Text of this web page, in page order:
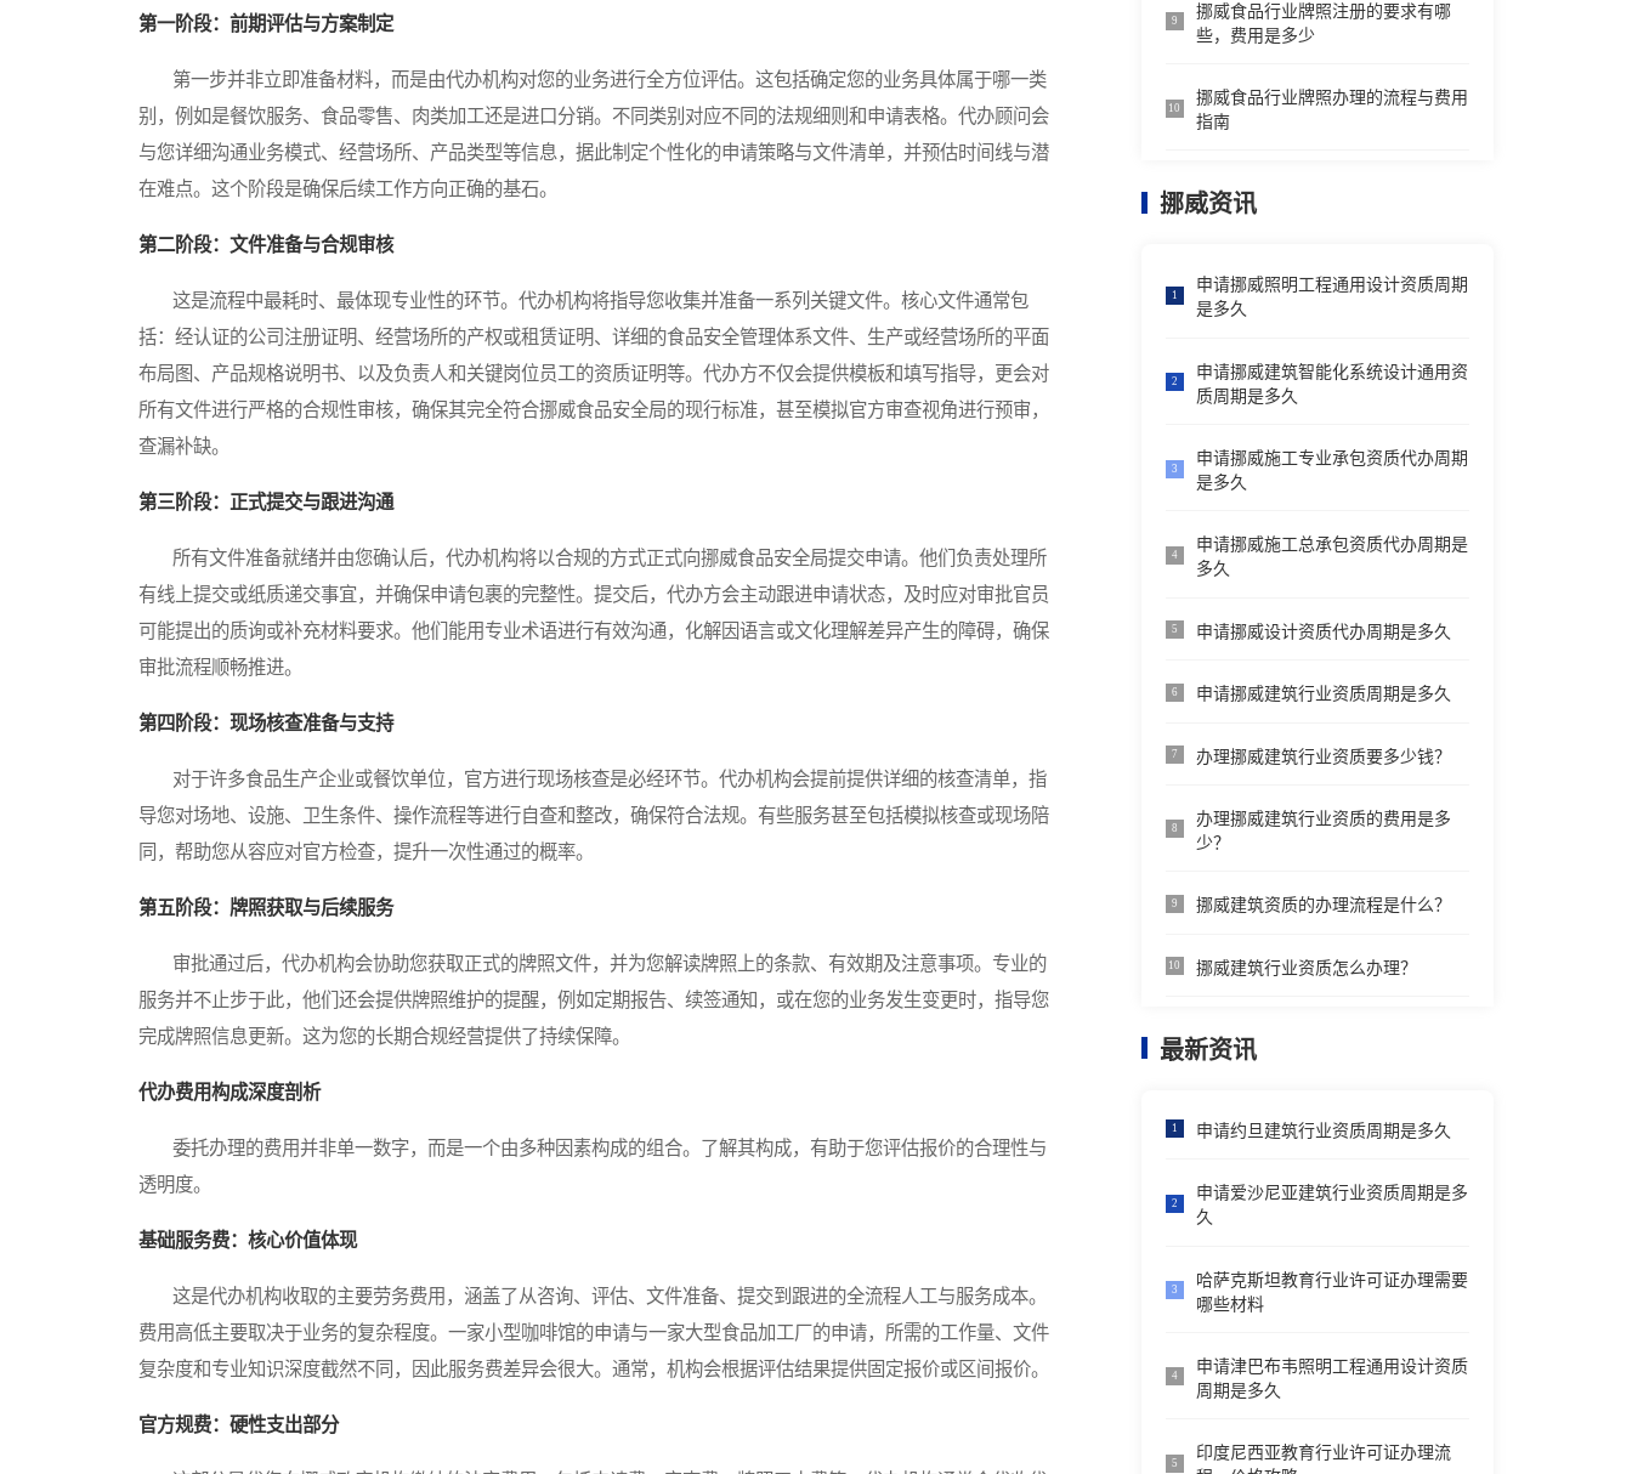
第一阶段：前期评估与方案制定
第一步并非立即准备材料，而是由代办机构对您的业务进行全方位评估。这包括确定您的业务具体属于哪一类
别，例如是餐饮服务、食品零售、肉类加工还是进口分销。不同类别对应不同的法规细则和申请表格。代办顾问会
与您详细沟通业务模式、经营场所、产品类型等信息，据此制定个性化的申请策略与文件清单，并预估时间线与潜
在难点。这个阶段是确保后续工作方向正确的基石。
第二阶段：文件准备与合规审核
这是流程中最耗时、最体现专业性的环节。代办机构将指导您收集并准备一系列关键文件。核心文件通常包
括：经认证的公司注册证明、经营场所的产权或租赁证明、详细的食品安全管理体系文件、生产或经营场所的平面
布局图、产品规格说明书、以及负责人和关键岗位员工的资质证明等。代办方不仅会提供模板和填写指导，更会对
所有文件进行严格的合规性审核，确保其完全符合挪威食品安全局的现行标准，甚至模拟官方审查视角进行预审，
查漏补缺。
第三阶段：正式提交与跟进沟通
所有文件准备就绪并由您确认后，代办机构将以合规的方式正式向挪威食品安全局提交申请。他们负责处理所
有线上提交或纸质递交事宜，并确保申请包裹的完整性。提交后，代办方会主动跟进申请状态，及时应对审批官员
可能提出的质询或补充材料要求。他们能用专业术语进行有效沟通，化解因语言或文化理解差异产生的障碍，确保
审批流程顺畅推进。
第四阶段：现场核查准备与支持
对于许多食品生产企业或餐饮单位，官方进行现场核查是必经环节。代办机构会提前提供详细的核查清单，指
导您对场地、设施、卫生条件、操作流程等进行自查和整改，确保符合法规。有些服务甚至包括模拟核查或现场陪
同，帮助您从容应对官方检查，提升一次性通过的概率。
第五阶段：牌照获取与后续服务
审批通过后，代办机构会协助您获取正式的牌照文件，并为您解读牌照上的条款、有效期及注意事项。专业的
服务并不止步于此，他们还会提供牌照维护的提醒，例如定期报告、续签通知，或在您的业务发生变更时，指导您
完成牌照信息更新。这为您的长期合规经营提供了持续保障。
代办费用构成深度剖析
委托办理的费用并非单一数字，而是一个由多种因素构成的组合。了解其构成，有助于您评估报价的合理性与
透明度。
基础服务费：核心价值体现
这是代办机构收取的主要劳务费用，涵盖了从咨询、评估、文件准备、提交到跟进的全流程人工与服务成本。
费用高低主要取决于业务的复杂程度。一家小型咖啡馆的申请与一家大型食品加工厂的申请，所需的工作量、文件
复杂度和专业知识深度截然不同，因此服务费差异会很大。通常，机构会根据评估结果提供固定报价或区间报价。
官方规费：硬性支出部分
9
挪威食品行业牌照注册的要求有哪
些，费用是多少
10
挪威食品行业牌照办理的流程与费用
指南
挪威资讯
1
申请挪威照明工程通用设计资质周期
是多久
2
申请挪威建筑智能化系统设计通用资
质周期是多久
3
申请挪威施工专业承包资质代办周期
是多久
4
申请挪威施工总承包资质代办周期是
多久
5 申请挪威设计资质代办周期是多久
6 申请挪威建筑行业资质周期是多久
7 办理挪威建筑行业资质要多少钱？
8
办理挪威建筑行业资质的费用是多
少？
9 挪威建筑资质的办理流程是什么？
10 挪威建筑行业资质怎么办理？
最新资讯
1 申请约旦建筑行业资质周期是多久
2
申请爱沙尼亚建筑行业资质周期是多
久
3
哈萨克斯坦教育行业许可证办理需要
哪些材料
4
申请津巴布韦照明工程通用设计资质
周期是多久
5
印度尼西亚教育行业许可证办理流